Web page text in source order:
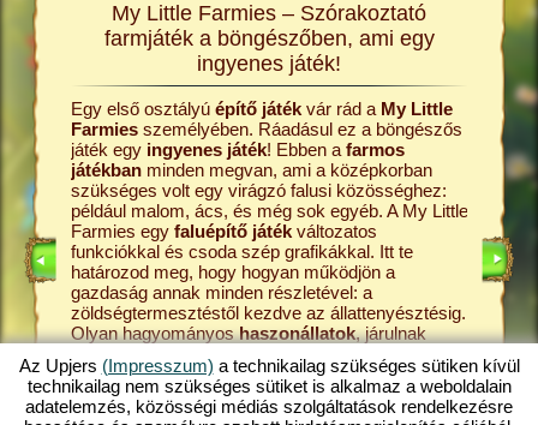
és a
My Little Farmies – Szórakoztató
farmjáték a böngészőben, ami egy
ingyenes játék!
Egy első osztályú építő játékvár rád a My Little
Farmiesszemélyében. Ráadásul ez a böngészős
játék egy ingyenes játék! Ebben a farmos
játékbanminden megvan, ami a középkorban
szükséges volt egy virágzó falusi közösséghez:
például malom, ács, és még sok egyéb. A My Little
Farmies egy faluépítő játékváltozatos
funkciókkal és csoda szép grafikákkal. Itt te
határozod meg, hogy hogyan működjön a
gazdaság annak minden részletével: a
zöldségtermesztéstől kezdve az állattenyésztésig.
Olyan hagyományoshaszonállatok, járulnak
mangalica sertésvagy a gyapjas tyúk. Hozz létre
egy virágzó gazdaságot a My Little Farmies
játékban, amely azonline játékokegyik
A
Farmies
Ezek
kezdd
farmos
játék.
pedig
My
hát ki a
Fedezd
Az Upjers (Impresszum) a technikailag szükséges sütiken kívül
technikailag nem szükséges sütiket is alkalmaz a weboldalain
adatelemzés, közösségi médiás szolgáltatások rendelkezésre